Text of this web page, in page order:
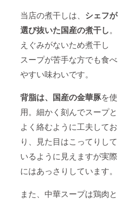
当店の煮干しは、 シェフが
選び抜いた国産の煮干し。
えぐみがないため煮干し
スープが苦手な方でも食べ
やすい味わいです。
背脂は、国産の金華豚を使
用。細かく刻んでスープと
よく絡むように工夫してお
り、見た目はこってりして
いるように見えますが実際
にはあっさりしています。
また、中華スープは鶏肉と